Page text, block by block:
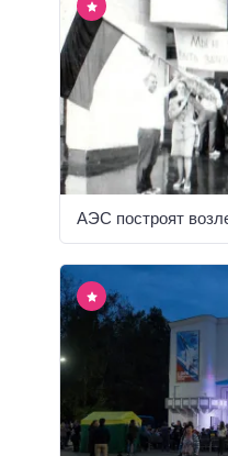
АЭС построят